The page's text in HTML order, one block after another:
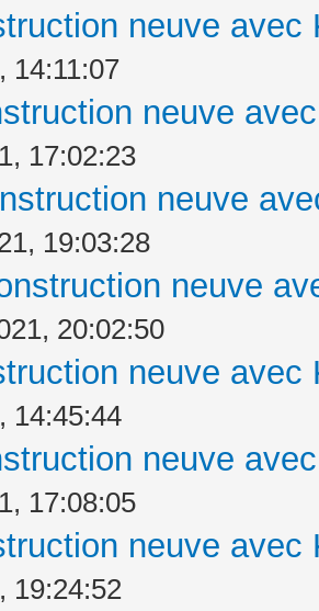
neuve avec
14:11:07
neuve
17:02:23
neuve
19:03:28
neuve
20:02:50
neuve avec
14:45:44
neuve
17:08:05
neuve avec
19:24:52